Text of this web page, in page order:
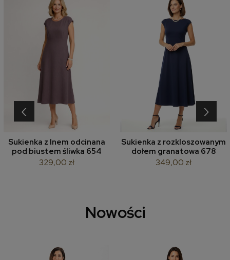
Sukienka z lnem odcinana
pod biustem śliwka 654
329,00 zł
Sukienka z rozkloszowanym
dołem granatowa 678
349,00 zł
‹ ›
Nowości